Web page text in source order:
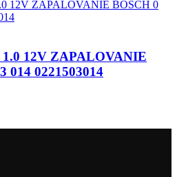
12V ZAPALOVANIE
014 0221503014